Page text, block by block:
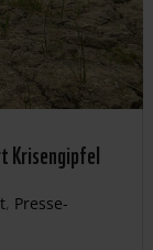
Krisengipfel
, Presse-